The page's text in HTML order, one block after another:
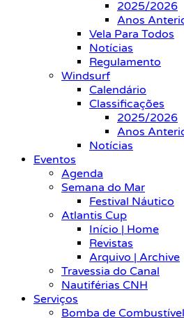
2025/2026
Anos
Vela Para Todos
Notícias
Regulamento
Windsurf
Calendário
Classificações
2025/2026
Anos
Notícias
Eventos
Agenda
Semana do Mar
Festival Náutico
Atlantis Cup
Início | Home
Revistas
Arquivo | Archive
Travessia do Canal
Nautiférias CNH
Serviços
Bomba de Combustível